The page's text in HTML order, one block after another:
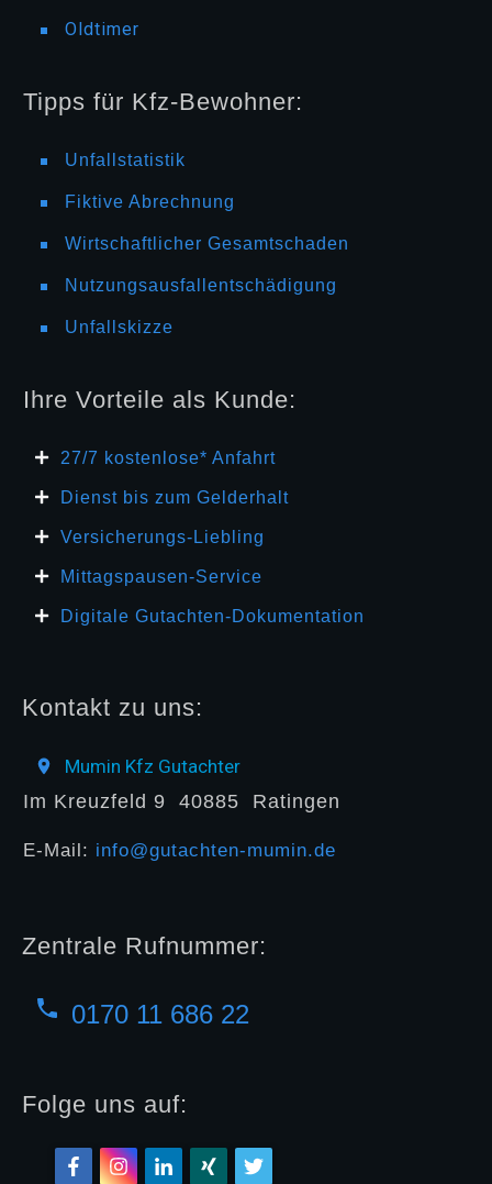
Oldtimer
Tipps für Kfz-Bewohner:
Unfallstatistik
Fiktive Abrechnung
Wirtschaftlicher Gesamtschaden
Nutzungsausfallentschädigung
Unfallskizze
Ihre Vorteile als Kunde:
27/7 kosten lose* Anfahrt
Dienst bis zum Gelderhalt
Versicherungs-Liebling
Mittagspausen-Service
Digitale Gutachten-Dokumentation
Kontakt zu uns:
Mumin Kfz Gutachter
Im Kreuzfeld 9 40885 Ratingen
E-Mail: info@gutachten-mumin.de
Zentrale Rufnummer:
0170 11 686 22
Folge uns auf: